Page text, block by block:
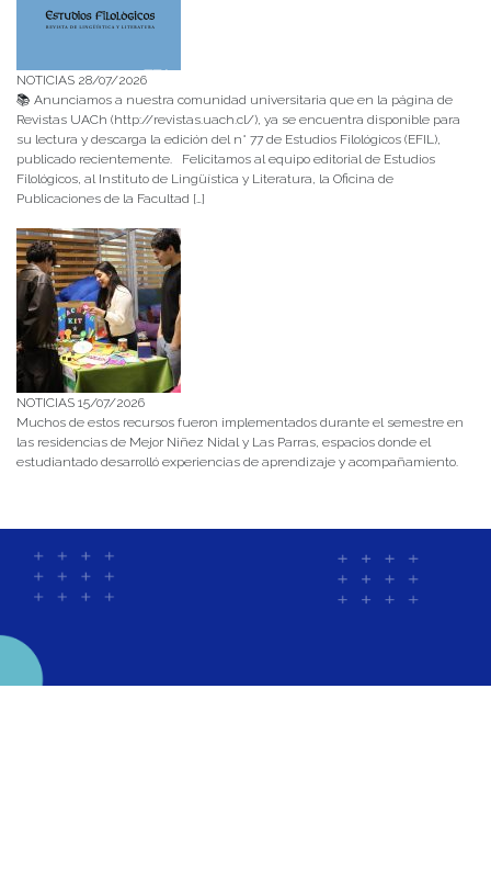
NOTICIAS 28/07/2026
📚 Anunciamos a nuestra comunidad universitaria que en la página de
Revistas UACh (http://revistas.uach.cl/), ya se encuentra disponible para
su lectura y descarga la edición del n° 77 de Estudios Filológicos (EFIL),
publicado recientemente. Felicitamos al equipo editorial de Estudios
Filológicos, al Instituto de Lingüística y Literatura, la Oficina de
Publicaciones de la Facultad […]
NOTICIAS 15/07/2026
Muchos de estos recursos fueron implementados durante el semestre en
las residencias de Mejor Niñez Nidal y Las Parras, espacios donde el
estudiantado desarrolló experiencias de aprendizaje y acompañamiento.